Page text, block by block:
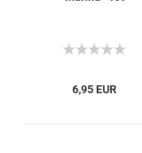
6,95 EUR